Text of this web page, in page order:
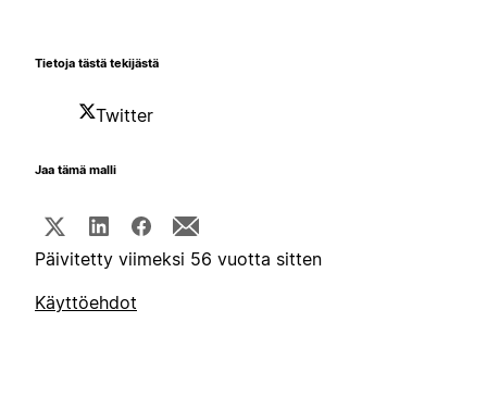
Tietoja tästä tekijästä
Twitter
Jaa tämä malli
Päivitetty viimeksi 56 vuotta sitten
Käyttöehdot